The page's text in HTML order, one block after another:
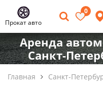
Прокат авто
0
Аренда
Санкт-
Главная Санкт-